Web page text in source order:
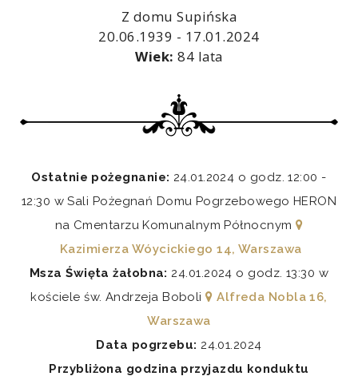
Z domu Supińska
20.06.1939 - 17.01.2024
Wiek: 84 lata
Ostatnie pożegnanie: 24.01.2024 o godz. 12:00 -
12:30 w Sali Pożegnań Domu Pogrzebowego HERON
na Cmentarzu Komunalnym Północnym
Kazimierza Wóycickiego 14, Warszawa
Msza Święta żałobna: 24.01.2024 o godz. 13:30 w
kościele św. Andrzeja Boboli
Alfreda Nobla 16,
Warszawa
Data pogrzebu: 24.01.2024
Przybliżona godzina przyjazdu konduktu